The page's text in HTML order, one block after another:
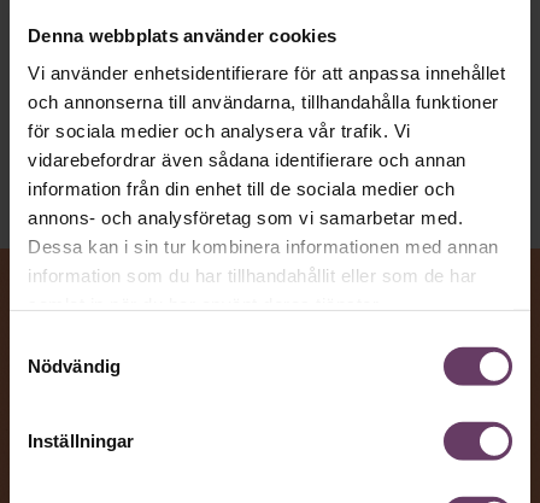
Denna webbplats använder cookies
Vi använder enhetsidentifierare för att anpassa innehållet
och annonserna till användarna, tillhandahålla funktioner
för sociala medier och analysera vår trafik. Vi
vidarebefordrar även sådana identifierare och annan
information från din enhet till de sociala medier och
annons- och analysföretag som vi samarbetar med.
Dessa kan i sin tur kombinera informationen med annan
information som du har tillhandahållit eller som de har
Nödvändig
Inställningar
Beslutsfattande
Text:
Fredrik Kullberg
Publicerad2026-08-10